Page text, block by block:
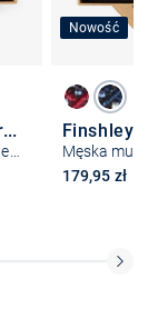
Finshley & Harding London
Męska muszka z jedwabną chustką do kieszeni
Nowość
179,95 zł